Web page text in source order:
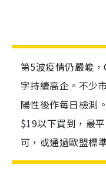
第5波疫情仍嚴峻
字持續高企。不少
陽性後作每日檢測
$19以下買到，最
可，或通過歐盟標